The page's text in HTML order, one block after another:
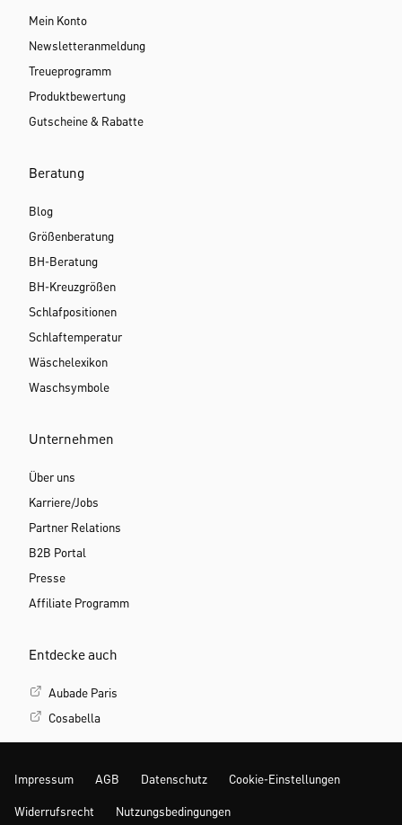
Mein Konto
Newsletteranmeldung
Treueprogramm
Produktbewertung
Gutscheine & Rabatte
Beratung
Blog
Größenberatung
BH-Beratung
BH-Kreuzgrößen
Schlafpositionen
Schlaftemperatur
Wäschelexikon
Waschsymbole
Unternehmen
Über uns
Karriere/Jobs
Partner Relations
B2B Portal
Presse
Affiliate Programm
Entdecke auch
Aubade Paris
Cosabella
Impressum AGB Datenschutz Cookie-Einstellungen
Widerrufsrecht Nutzungsbedingungen